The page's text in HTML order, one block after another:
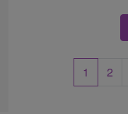
1 2